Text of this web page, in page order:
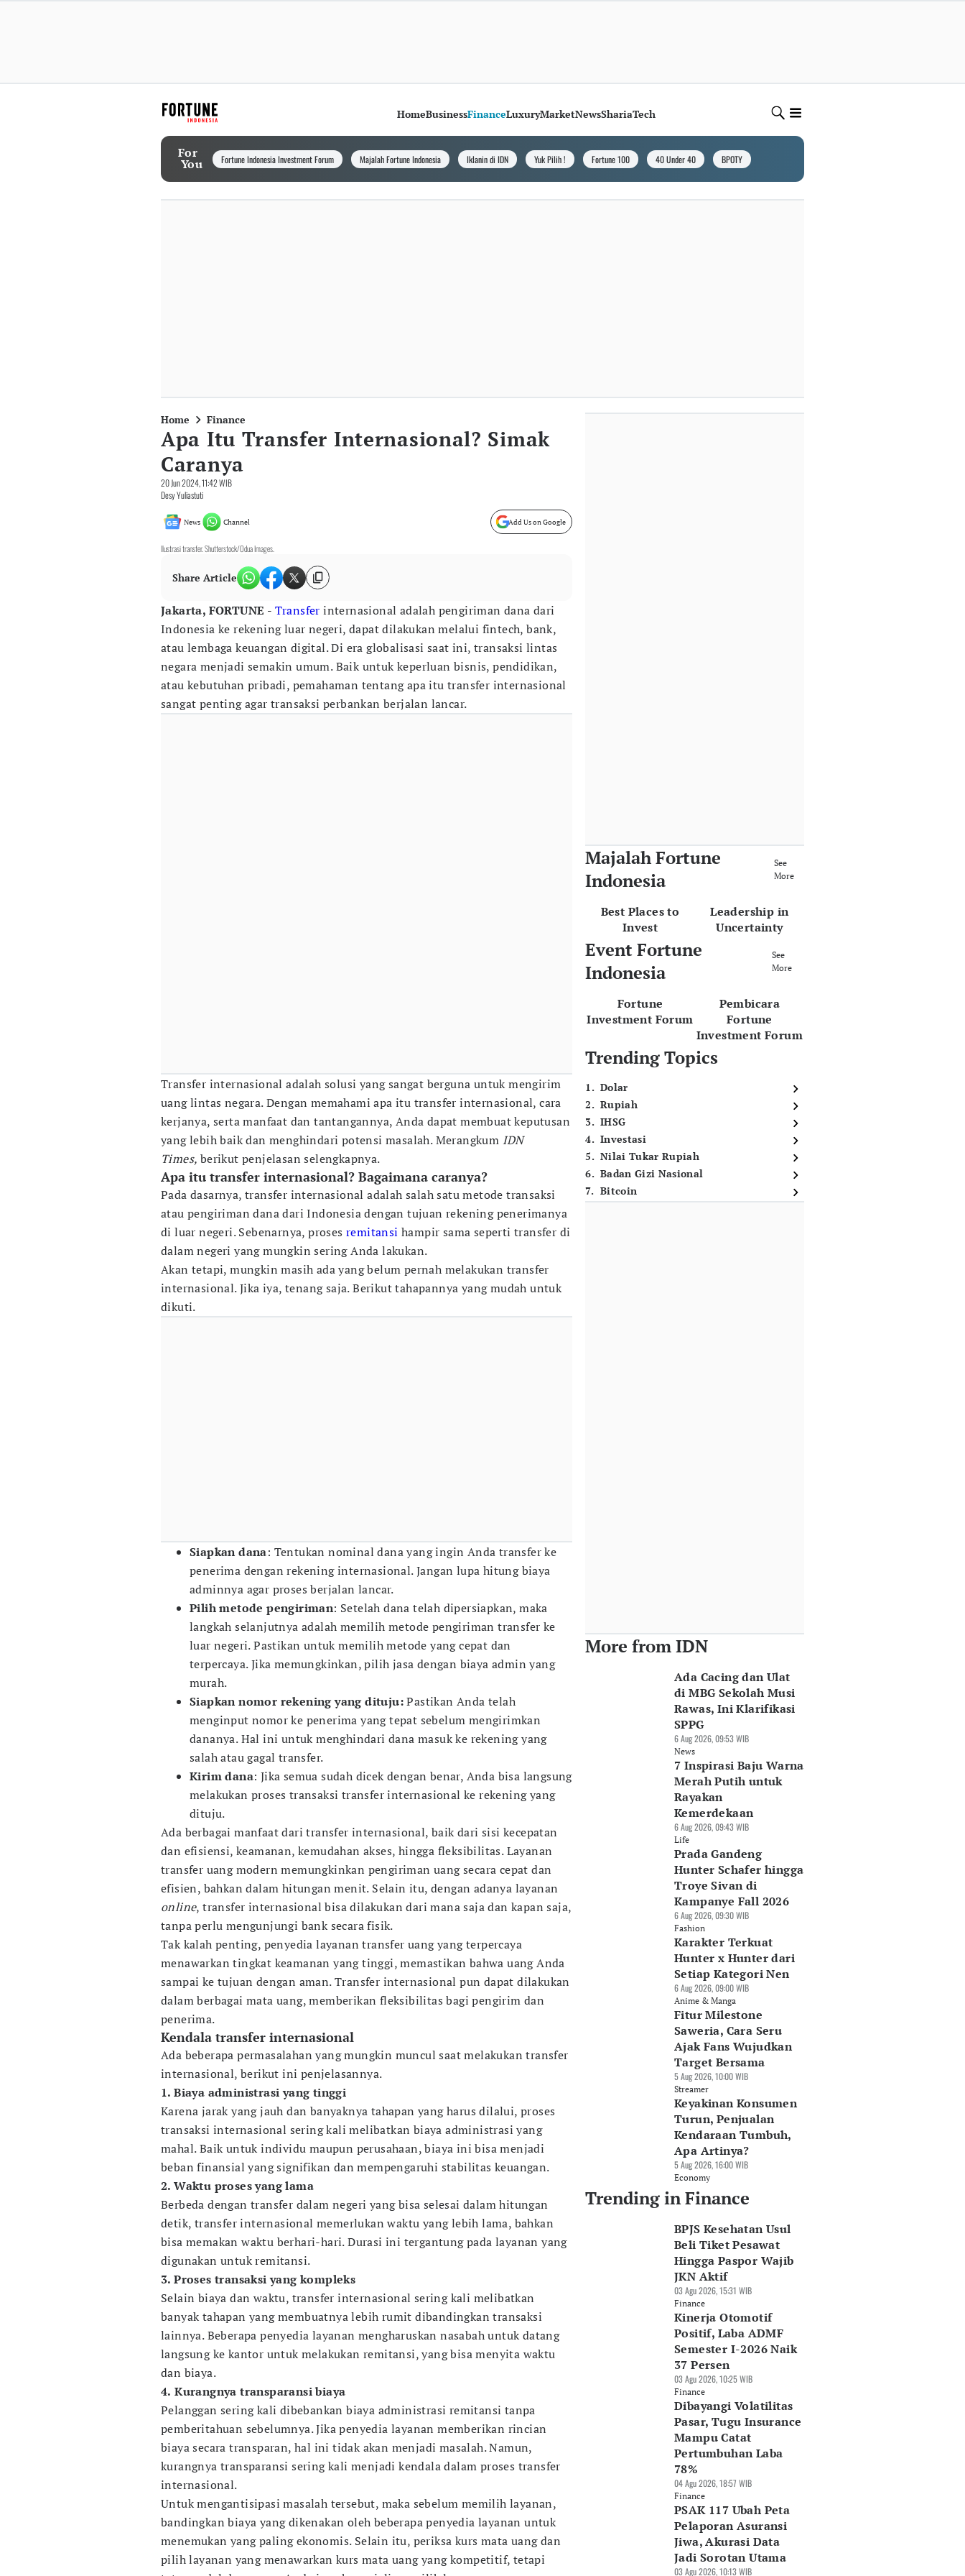
HomeBusinessFinanceLuxuryMarketNewsShariaTech
For
You Fortune Indonesia Investment Forum Majalah Fortune Indonesia Iklanin di IDN Yuk Pilih ! Fortune 100 40 Under 40 BPOTY
Home Finance
Apa Itu Transfer Internasional? Simak
Caranya
20 Jun 2024, 11:42 WIB
Desy Yuliastuti
News Channel Add Us on Google
Ilustrasi transfer. Shutterstock/Odua Images.
Share Article
Jakarta, FORTUNE - Transfer internasional adalah pengiriman dana dari
Indonesia ke rekening luar negeri, dapat dilakukan melalui fintech, bank,
atau lembaga keuangan digital. Di era globalisasi saat ini, transaksi lintas
negara menjadi semakin umum. Baik untuk keperluan bisnis, pendidikan,
atau kebutuhan pribadi, pemahaman tentang apa itu transfer internasional
sangat penting agar transaksi perbankan berjalan lancar.
Transfer internasional adalah solusi yang sangat berguna untuk mengirim
uang lintas negara. Dengan memahami apa itu transfer internasional, cara
kerjanya, serta manfaat dan tantangannya, Anda dapat membuat keputusan
yang lebih baik dan menghindari potensi masalah. Merangkum IDN
Times, berikut penjelasan selengkapnya.
Apa itu transfer internasional? Bagaimana caranya?
Pada dasarnya, transfer internasional adalah salah satu metode transaksi
atau pengiriman dana dari Indonesia dengan tujuan rekening penerimanya
di luar negeri. Sebenarnya, proses remitansi hampir sama seperti transfer di
dalam negeri yang mungkin sering Anda lakukan.
Akan tetapi, mungkin masih ada yang belum pernah melakukan transfer
internasional. Jika iya, tenang saja. Berikut tahapannya yang mudah untuk
dikuti.
Siapkan dana: Tentukan nominal dana yang ingin Anda transfer ke
penerima dengan rekening internasional. Jangan lupa hitung biaya
adminnya agar proses berjalan lancar.
Pilih metode pengiriman: Setelah dana telah dipersiapkan, maka
langkah selanjutnya adalah memilih metode pengiriman transfer ke
luar negeri. Pastikan untuk memilih metode yang cepat dan
terpercaya. Jika memungkinkan, pilih jasa dengan biaya admin yang
murah.
Siapkan nomor rekening yang dituju:Pastikan Anda telah
menginput nomor ke penerima yang tepat sebelum mengirimkan
dananya. Hal ini untuk menghindari dana masuk ke rekening yang
salah atau gagal transfer.
Kirim dana: Jika semua sudah dicek dengan benar, Anda bisa langsung
melakukan proses transaksi transfer internasional ke rekening yang
dituju.
Ada berbagai manfaat dari transfer internasional, baik dari sisi kecepatan
dan efisiensi, keamanan, kemudahan akses, hingga fleksibilitas. Layanan
transfer uang modern memungkinkan pengiriman uang secara cepat dan
efisien, bahkan dalam hitungan menit. Selain itu, dengan adanya layanan
online, transfer internasional bisa dilakukan dari mana saja dan kapan saja,
tanpa perlu mengunjungi bank secara fisik.
Tak kalah penting, penyedia layanan transfer uang yang terpercaya
menawarkan tingkat keamanan yang tinggi, memastikan bahwa uang Anda
sampai ke tujuan dengan aman. Transfer internasional pun dapat dilakukan
dalam berbagai mata uang, memberikan fleksibilitas bagi pengirim dan
penerima.
Kendala transfer internasional
Ada beberapa permasalahan yang mungkin muncul saat melakukan transfer
internasional, berikut ini penjelasannya.
1. Biaya administrasi yang tinggi
Karena jarak yang jauh dan banyaknya tahapan yang harus dilalui, proses
transaksi internasional sering kali melibatkan biaya administrasi yang
mahal. Baik untuk individu maupun perusahaan, biaya ini bisa menjadi
beban finansial yang signifikan dan mempengaruhi stabilitas keuangan.
2. Waktu proses yang lama
Berbeda dengan transfer dalam negeri yang bisa selesai dalam hitungan
detik, transfer internasional memerlukan waktu yang lebih lama, bahkan
bisa memakan waktu berhari-hari. Durasi ini tergantung pada layanan yang
digunakan untuk remitansi.
3. Proses transaksi yang kompleks
Selain biaya dan waktu, transfer internasional sering kali melibatkan
banyak tahapan yang membuatnya lebih rumit dibandingkan transaksi
lainnya. Beberapa penyedia layanan mengharuskan nasabah untuk datang
langsung ke kantor untuk melakukan remitansi, yang bisa menyita waktu
dan biaya.
4. Kurangnya transparansi biaya
Pelanggan sering kali dibebankan biaya administrasi remitansi tanpa
pemberitahuan sebelumnya. Jika penyedia layanan memberikan rincian
biaya secara transparan, hal ini tidak akan menjadi masalah. Namun,
kurangnya transparansi sering kali menjadi kendala dalam proses transfer
internasional.
Untuk mengantisipasi masalah tersebut, maka sebelum memilih layanan,
bandingkan biaya yang dikenakan oleh beberapa penyedia layanan untuk
menemukan yang paling ekonomis. Selain itu, periksa kurs mata uang dan
pilih layanan yang menawarkan kurs mata uang yang kompetitif, tetapi
Majalah Fortune
Indonesia
See
More
Best Places to
Invest
Leadership in
Uncertainty
Event Fortune
Indonesia
See
More
Fortune
Investment Forum
Pembicara
Fortune
Investment Forum
Trending Topics
1. Dolar
2. Rupiah
3. IHSG
4. Investasi
5. Nilai Tukar Rupiah
6. Badan Gizi Nasional
7. Bitcoin
More from IDN
Ada Cacing dan Ulat
di MBG Sekolah Musi
Rawas, Ini Klarifikasi
SPPG
6 Aug 2026, 09:53 WIB
News
7 Inspirasi Baju Warna
Merah Putih untuk
Rayakan
Kemerdekaan
6 Aug 2026, 09:43 WIB
Life
Prada Gandeng
Hunter Schafer hingga
Troye Sivan di
Kampanye Fall 2026
6 Aug 2026, 09:30 WIB
Fashion
Karakter Terkuat
Hunter x Hunter dari
Setiap Kategori Nen
6 Aug 2026, 09:00 WIB
Anime & Manga
Fitur Milestone
Saweria, Cara Seru
Ajak Fans Wujudkan
Target Bersama
5 Aug 2026, 10:00 WIB
Streamer
Keyakinan Konsumen
Turun, Penjualan
Kendaraan Tumbuh,
Apa Artinya?
5 Aug 2026, 16:00 WIB
Economy
Trending in Finance
BPJS Kesehatan Usul
Beli Tiket Pesawat
Hingga Paspor Wajib
JKN Aktif
03 Agu 2026, 15:31 WIB
Finance
Kinerja Otomotif
Positif, Laba ADMF
Semester I-2026 Naik
37 Persen
03 Agu 2026, 10:25 WIB
Finance
Dibayangi Volatilitas
Pasar, Tugu Insurance
Mampu Catat
Pertumbuhan Laba
78%
04 Agu 2026, 18:57 WIB
Finance
PSAK 117 Ubah Peta
Pelaporan Asuransi
Jiwa, Akurasi Data
Jadi Sorotan Utama
03 Agu 2026, 10:13 WIB